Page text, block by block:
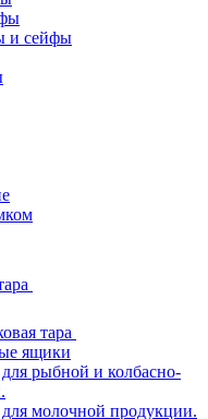
и сейфы
тара
ящики
рыбной и колбасно-
молочной продукции.